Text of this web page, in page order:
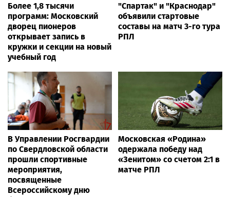
Более 1,8 тысячи
программ: Московский
дворец пионеров
открывает запись в
кружки и секции на новый
учебный год
"Спартак" и "Краснодар"
объявили стартовые
составы на матч 3-го тура
РПЛ
В Управлении Росгвардии
по Свердловской области
прошли спортивные
мероприятия,
посвященные
Всероссийскому дню
Московская «Родина»
одержала победу над
«Зенитом» со счетом 2:1 в
матче РПЛ